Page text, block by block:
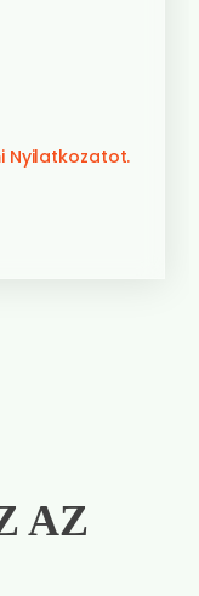
Nyilatkozatot.
AZ